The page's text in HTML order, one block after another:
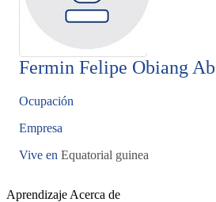
Fermin Felipe Obiang
Ocupación
Empresa
Vive en Equatorial guinea
Aprendizaje Acerca de